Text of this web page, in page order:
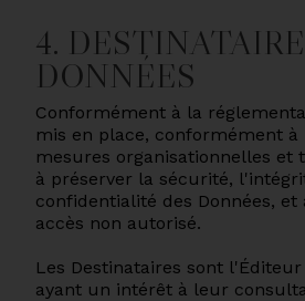
4.
DONNÉES
Conformément à la
mis en place, conformément
mesures organisationnelles et
à préserver la sécurité,
confidentialité des Données,
accès non autorisé.
Les Destinataires sont
ayant un intérêt à leur